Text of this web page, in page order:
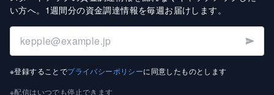
い方へ。 1週間分の資金調達情報を毎週お届けします。
※登録することでプライバシーポリシーに同意したものとします
※配信はいつでも停止できます